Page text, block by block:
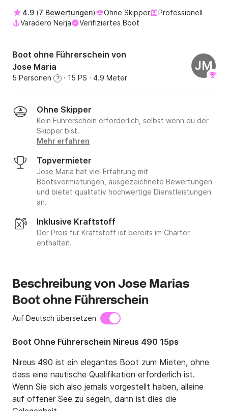
4.9 (7 Bewertungen) Ohne Skipper
Professionell
Varadero Nerja
Verifiziertes Boot
Boot ohne Führerschein von
Jose Maria
5 Personen ? · 15 PS · 4.9 Meter
JM
Ohne Skipper
Kein Führerschein erforderlich, selbst wenn du der
Skipper bist.
Mehr erfahren
Topvermieter
Jose Maria hat viel Erfahrung mit
Bootsvermietungen, ausgezeichnete Bewertungen
und bietet qualitativ hochwertige Dienstleistungen
an.
Inklusive Kraftstoff
Der Preis für Kraftstoff ist bereits im Charter
enthalten.
Beschreibung von Jose Marias
Boot ohne Führerschein
Auf Deutsch übersetzen
Boot Ohne Führerschein Nireus 490 15ps
Nireus 490 ist ein elegantes Boot zum Mieten, ohne
dass eine nautische Qualifikation erforderlich ist.
Wenn Sie sich also jemals vorgestellt haben, alleine
auf offener See zu segeln, dann ist dies die